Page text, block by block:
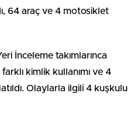
64 araç ve 4 motosiklet
İnceleme takımlarınca
kimlik kullanımı ve 4
Olaylarla ilgili 4 kuşkulu